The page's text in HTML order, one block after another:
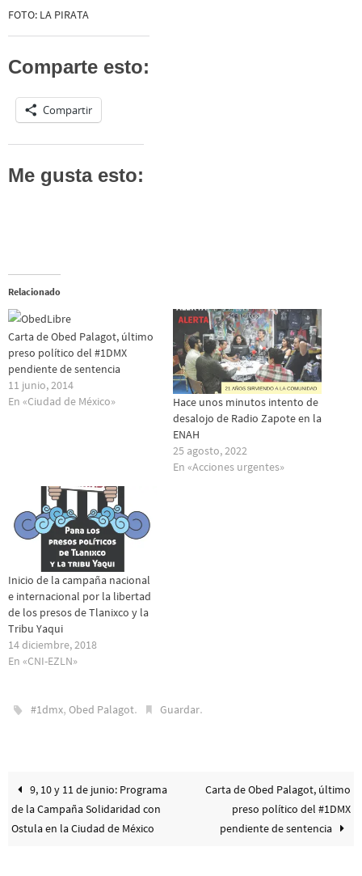
FOTO: LA PIRATA
Comparte esto:
Compartir
Me gusta esto:
Relacionado
Carta de Obed Palagot, último
preso político del #1DMX
pendiente de sentencia
11 junio, 2014
En «Ciudad de México»
Hace unos minutos intento de
desalojo de Radio Zapote en la
ENAH
25 agosto, 2022
En «Acciones urgentes»
Inicio de la campaña nacional
e internacional por la libertad
de los presos de Tlanixco y la
Tribu Yaqui
14 diciembre, 2018
En «CNI-EZLN»
#1dmx,Obed Palagot. Guardar.
9, 10 y 11 de junio: Programa
de la Campaña Solidaridad con
Ostula en la Ciudad de México
Carta de Obed Palagot, último
preso político del #1DMX
pendiente de sentencia